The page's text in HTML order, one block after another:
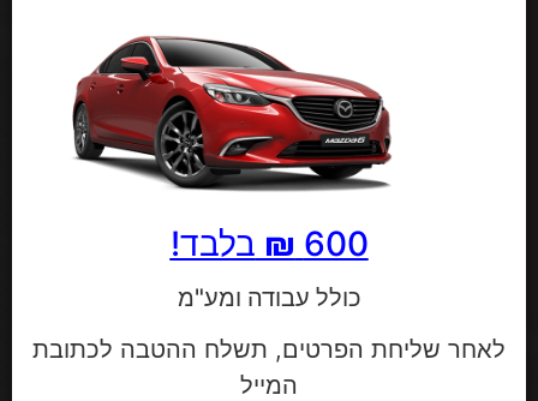
600
₪ בלבד!
כולל עבודה ומע"מ
לאחר שליחת הפרטים, תשלח ההטבה לכתובת
המייל